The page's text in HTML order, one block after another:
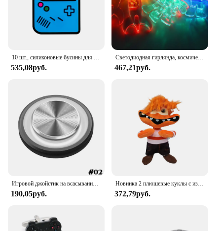
10 шт., силиконовые бусины для детского геймпада
535,08руб.
Светодиодная гирлянда, космическое пространство, для вечеринок, космонавтов, ракет, Марса, космический корабль, гирлянда, галактика, солнечная система, вечеринка для мальчиков, товары для первого дня рождения
467,21руб.
Игровой джойстик на всасывании Rocker 360D, металлическая кнопка, игровой контроллер для PUBG, для планшетов, Android, Iphone, высокое качество
190,05руб.
Новинка 2 плюшевые куклы с изображением тревоги милая игрушка с радостью, страхом, гневом, грустью, Рейли, плюшевые игрушки-модели коллекционные игрушки подарок на день рождения
372,79руб.